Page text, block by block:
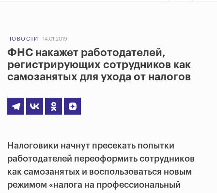
НОВОСТИ 14.01.2019
ФНС накажет работодателей,
регистрирующих сотрудников как
самозанятых для ухода от налогов
Налоговики начнут пресекать попытки
работодателей переоформить сотрудников
как самозанятых и воспользоваться новым
режимом «налога на профессиональный